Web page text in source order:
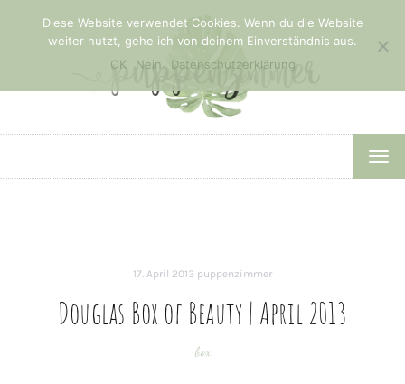
17. April 2013 puppenzimmer
Douglas Box of Beauty | April 2013
box
Diese Website verwendet Cookies. Wenn du die Website
weiter nutzt, gehe ich von deinem Einverständnis aus.
OK
Nein Datenschutzerklärung